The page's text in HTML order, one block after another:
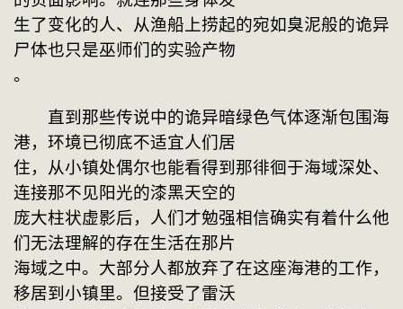
生了变化的人、从渔船上捞起的宛如臭泥般的诡异
尸体也只是巫师们的实验产物
。
直到那些传说中的诡异暗绿色气体逐渐包围海
港，环境已彻底不适宜人们居
住，从小镇处偶尔也能看得到那徘徊于海域深处、
连接那不见阳光的漆黑天空的
庞大柱状虚影后，人们才勉强相信确实有着什么他
们无法理解的存在生活在那片
海域之中。大部分人都放弃了在这座海港的工作，
移居到小镇里。但接受了雷沃